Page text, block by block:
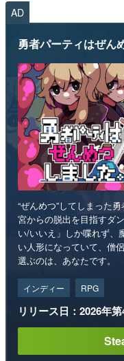
AD
勇者パーティはぜん
“ぜんめつ”してしまった
宮からの脱出を目指すダ
い/いいえ」しか喋れず、
い人形になっていて、僧
選ぶのは、あなたです。
インディー RPG
リリース日：2026年